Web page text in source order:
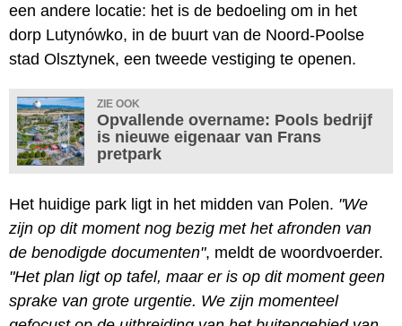
een andere locatie: het is de bedoeling om in het
dorp Lutynówko, in de buurt van de Noord-Poolse
stad Olsztynek, een tweede vestiging te openen.
ZIE OOK
Opvallende overname: Pools bedrijf
is nieuwe eigenaar van Frans
pretpark
Het huidige park ligt in het midden van Polen. "We
zijn op dit moment nog bezig met het afronden van
de benodigde documenten", meldt de woordvoerder.
"Het plan ligt op tafel, maar er is op dit moment geen
sprake van grote urgentie. We zijn momenteel